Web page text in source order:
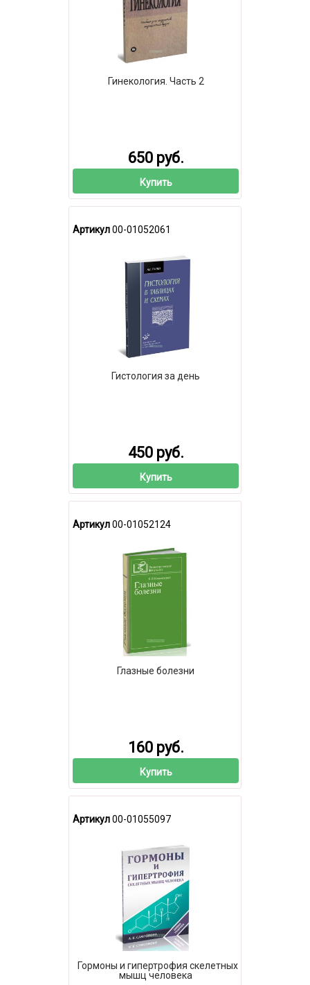
Гинекология. Часть 2
650 руб.
Купить
Артикул00-01052061
Гистология за день
450 руб.
Купить
Артикул00-01052124
Глазные болезни
160 руб.
Купить
Артикул00-01055097
Гормоны и гипертрофия скелетных
мышц человека